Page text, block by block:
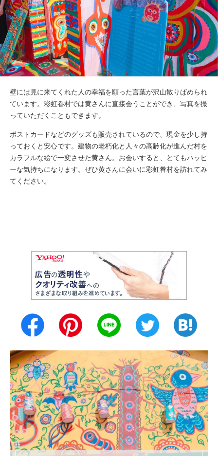
壁には見に来てくれた人の幸福を願った言葉が沢山散りばめられ
ています。彩虹眷村では黄さんに直接会うことができ、写真を撮
っていただくこともできます。
ポストカードなどのグッズも販売されているので、現金を少し持
っておくと安心です。建物の老朽化と人々の高齢化が進んだ村を
カラフルな絵で一変させた黄さん。お会いすると、とてもハッピ
ーな気持ちになります。ぜひ黄さんに会いに彩虹眷村を訪れてみ
てください。